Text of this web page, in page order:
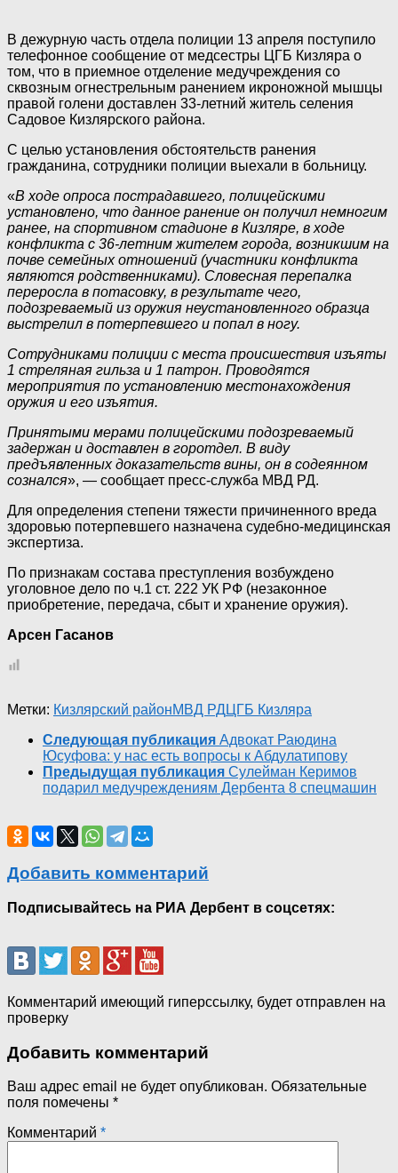
В дежурную часть отдела полиции 13 апреля поступило
телефонное сообщение от медсестры ЦГБ Кизляра о
том, что в приемное отделение медучреждения со
сквозным огнестрельным ранением икроножной мышцы
правой голени доставлен 33-летний житель селения
Садовое Кизлярского района.
С целью установления обстоятельств ранения
гражданина, сотрудники полиции выехали в больницу.
«В ходе опроса пострадавшего, полицейскими
установлено, что данное ранение он получил немногим
ранее, на спортивном стадионе в Кизляре, в ходе
конфликта с 36-летним жителем города, возникшим на
почве семейных отношений (участники конфликта
являются родственниками). Словесная перепалка
переросла в потасовку, в результате чего,
подозреваемый из оружия неустановленного образца
выстрелил в потерпевшего и попал в ногу.
Сотрудниками полиции с места происшествия изъяты
1 стреляная гильза и 1 патрон. Проводятся
мероприятия по установлению местонахождения
оружия и его изъятия.
Принятыми мерами полицейскими подозреваемый
задержан и доставлен в горотдел. В виду
предъявленных доказательств вины, он в содеянном
сознался», — сообщает пресс-служба МВД РД.
Для определения степени тяжести причиненного вреда
здоровью потерпевшего назначена судебно-медицинская
экспертиза.
По признакам состава преступления возбуждено
уголовное дело по ч.1 ст. 222 УК РФ (незаконное
приобретение, передача, сбыт и хранение оружия).
Арсен Гасанов
Метки: Кизлярский районМВД РДЦГБ Кизляра
Следующая публикация Адвокат Раюдина
Юсуфова: у нас есть вопросы к Абдулатипову
Предыдущая публикация Сулейман Керимов
подарил медучреждениям Дербента 8 спецмашин
Добавить комментарий
Подписывайтесь на РИА Дербент в соцсетях:
Комментарий имеющий гиперссылку, будет отправлен на
проверку
Добавить комментарий
Ваш адрес email не будет опубликован. Обязательные
поля помечены *
Комментарий *